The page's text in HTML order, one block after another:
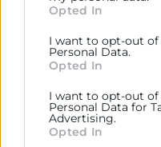
behaviour. You may
below specified
section.
Opted In
I want to opt-out of
Personal Data.
Opted In
I want to opt-out
Personal Data for
Advertising.
Opted In
Cámara València es una
Prestar servicios
Representar,